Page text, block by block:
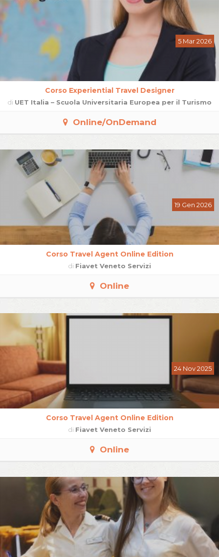
Corso Experiential Travel Designer
di UET Italia – Scuola Universitaria Europea per il Turismo
5 Mar 2026
Online/OnDemand
Corso Travel Agent Online Edition
di Fiavet Veneto Servizi
19 Gen 2026
Online
Corso Travel Agent Online Edition
di Fiavet Veneto Servizi
24 Nov 2025
Online